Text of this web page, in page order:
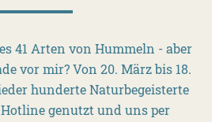
41 Arten von Hummeln - aber
vor mir? Von 20. März bis 18.
hunderte Naturbegeisterte
genutzt und uns per